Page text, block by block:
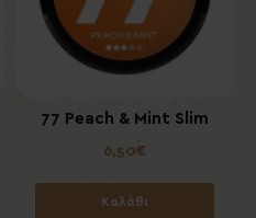
77 Peach & Mint Slim
6,50€
Καλάθι